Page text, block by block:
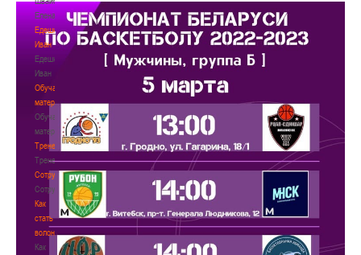
Елена
Едешко
Иван
Едешко
Иван
Обучающие
материалы
Обучающие
материалы
Тренерам
Тренерам
Сотрудничество
Сотрудничество
Как
стать
волонтером
Как